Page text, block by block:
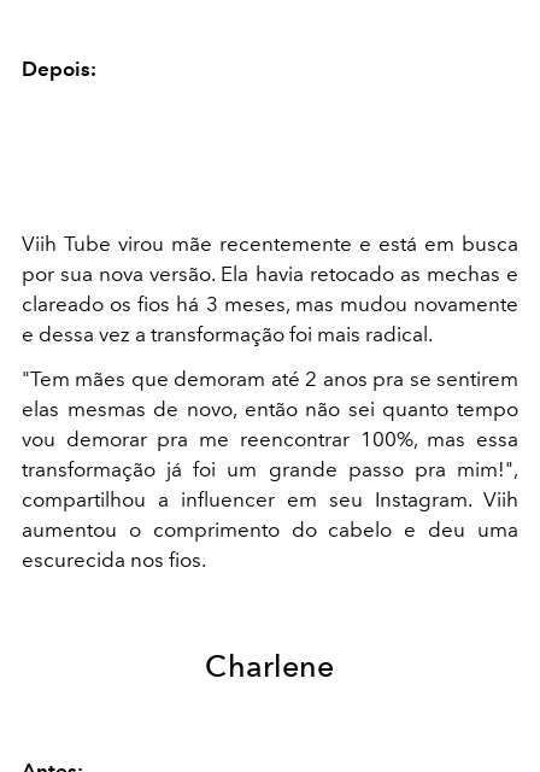
Depois:
Viih Tube virou mãe recentemente e está em busca
por sua nova versão. Ela havia retocado as mechas e
clareado os fios há 3 meses, mas mudou novamente
e dessa vez a transformação foi mais radical.
"Tem mães que demoram até 2 anos pra se sentirem
elas mesmas de novo, então não sei quanto tempo
vou demorar pra me reencontrar 100%, mas essa
transformação já foi um grande passo pra mim!",
compartilhou a influencer em seu Instagram. Viih
aumentou o comprimento do cabelo e deu uma
escurecida nos fios.
Charlene